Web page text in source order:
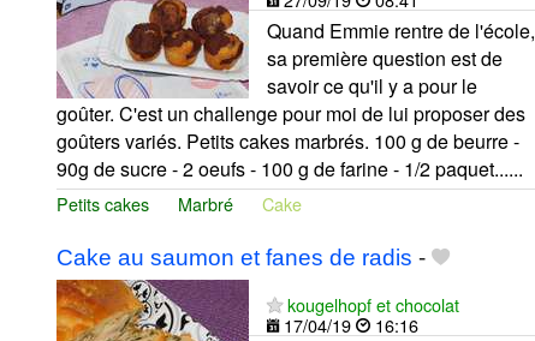
Quand Emmie rentre de l'école,
sa première question est de
savoir ce qu'il y a pour le
goûter. C'est un challenge pour moi de lui proposer des
goûters variés. Petits cakes marbrés. 100 g de beurre -
90g de sucre - 2 oeufs - 100 g de farine - 1/2 paquet......
Petits cakes Marbré Cake
Cake au saumon et fanes de radis -
kougelhopf et chocolat
17/04/19
16:16